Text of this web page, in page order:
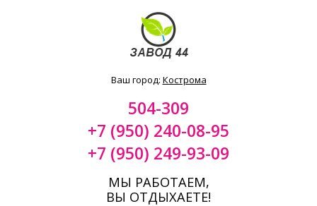
Ваш город: Кострома
504-309
+7 (950) 240-08-95
+7 (950) 249-93-09
МЫ РАБОТАЕМ,
ВЫ ОТДЫХАЕТЕ!